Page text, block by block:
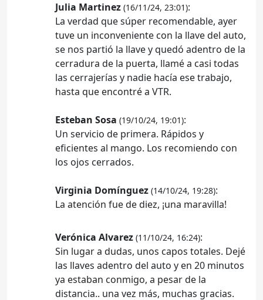
Julia Martinez (16/11/24, 23:01):
La verdad que súper recomendable, ayer
tuve un inconveniente con la llave del auto,
se nos partió la llave y quedó adentro de la
cerradura de la puerta, llamé a casi todas
las cerrajerías y nadie hacía ese trabajo,
hasta que encontré a VTR.
Esteban Sosa (19/10/24, 19:01):
Un servicio de primera. Rápidos y
eficientes al mango. Los recomiendo con
los ojos cerrados.
Virginia Domínguez (14/10/24, 19:28):
La atención fue de diez, ¡una maravilla!
Verónica Alvarez (11/10/24, 16:24):
Sin lugar a dudas, unos capos totales. Dejé
las llaves adentro del auto y en 20 minutos
ya estaban conmigo, a pesar de la
distancia.. una vez más, muchas gracias.